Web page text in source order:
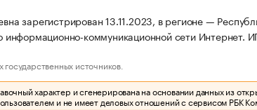
зарегистрирован 13.11.2023, в регионе —
информационно-коммуникационной сети
источников.
характер и сгенерирована на основании данных из
и не имеет деловых отношений с сервисом РБК